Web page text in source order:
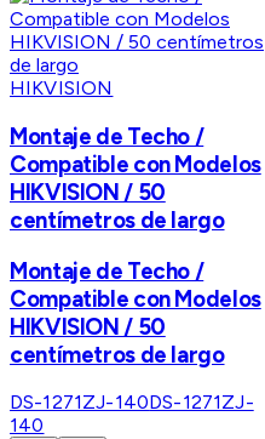
HIKVISION
Montaje de Techo /
Compatible con Modelos
HIKVISION / 50
centímetros de largo
Montaje de Techo /
Compatible con Modelos
HIKVISION / 50
centímetros de largo
DS-1271ZJ-140DS-1271ZJ-
140